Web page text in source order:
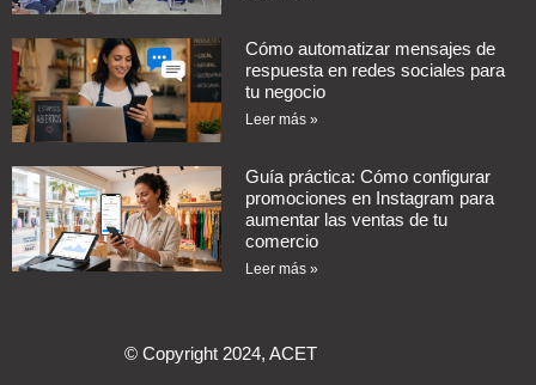
Cómo automatizar mensajes de
respuesta en redes sociales para
tu negocio
Leer más »
Guía práctica: Cómo configurar
promociones en Instagram para
aumentar las ventas de tu
comercio
Leer más »
© Copyright 2024, ACET